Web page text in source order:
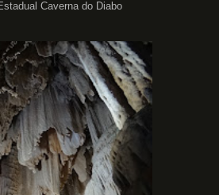
Caverna do Diabo